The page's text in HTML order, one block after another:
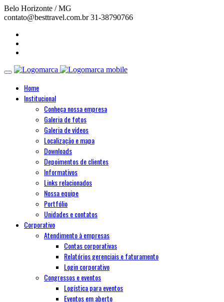
Belo Horizonte / MG
contato@besttravel.com.br 31-38790766
Home
Institucional
Conheça nossa empresa
Galeria de fotos
Galeria de vídeos
Localização e mapa
Downloads
Depoimentos de clientes
Informativos
Links relacionados
Nossa equipe
Portfólio
Unidades e contatos
Corporativo
Atendimento à empresas
Contas corporativas
Relatórios gerenciais e faturamento
Login corporativo
Congressos e eventos
Logística para eventos
Eventos em aberto